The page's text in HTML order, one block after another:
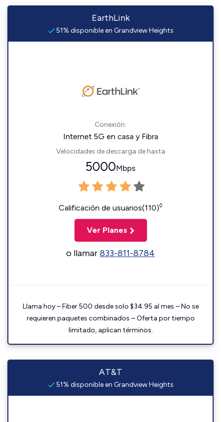
EarthLink
51% disponible en Grandview Heights
Conexión:
Internet 5G en casa y Fibra
Velocidades de descarga de hasta
5000Mbps
Calificación de usuarios(110)◊
Ver Planes
o llamar833-811-8784
Llama hoy – Fiber 500 desde solo $34.95 al mes – No se
requieren paquetes combinados – Oferta por tiempo
limitado, aplican términos.
AT&T
51% disponible en Grandview Heights